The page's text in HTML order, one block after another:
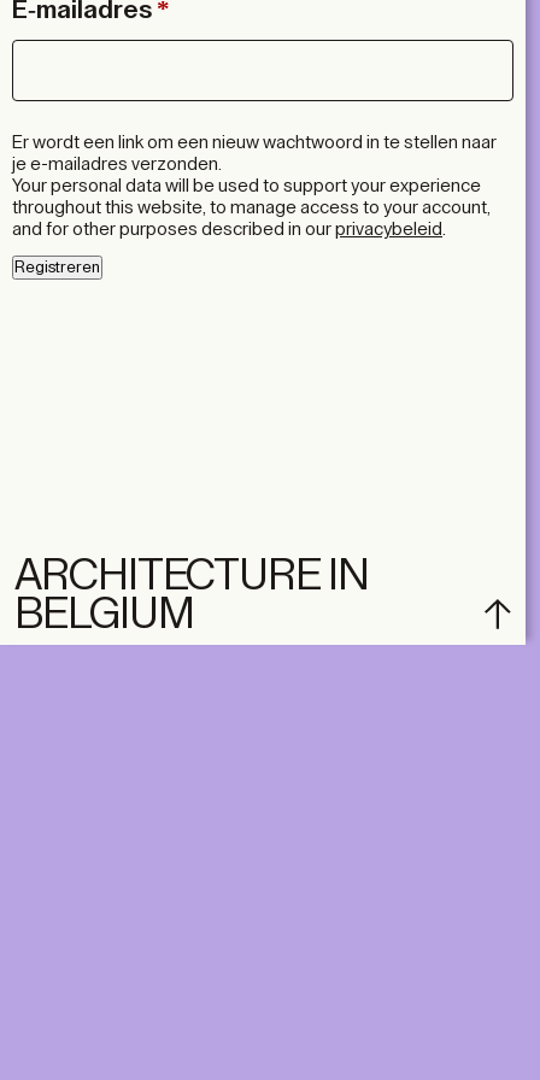
E-mailadres *
e
e
s
t
Er wordt een link om een nieuw wachtwoord in te stellen naar
je e-mailadres verzonden.
Your personal data will be used to support your experience
throughout this website, to manage access to your account,
and for other purposes described in our privacybeleid
Registreren
ARCHITECTURE IN
BELGIUM